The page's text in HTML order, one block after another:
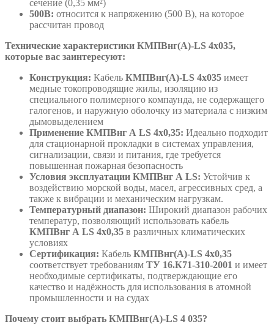
сечение (0,35 мм²)
500В: относится к напряжению (500 В), на которое
рассчитан провод
Технические характеристики КМПВнг(А)-LS 4х035,
которые вас заинтересуют:
Конструкция: Кабель КМПВнг(А)-LS 4х035 имеет
медные токопроводящие жилы, изоляцию из
специального полимерного компаунда, не содержащего
галогенов, и наружную оболочку из материала с низким
дымовыделением
Применение КМПВнг А LS 4х0,35: Идеально подходит
для стационарной прокладки в системах управления,
сигнализации, связи и питания, где требуется
повышенная пожарная безопасность
Условия эксплуатации КМПВнг А LS: Устойчив к
воздействию морской воды, масел, агрессивных сред, а
также к вибрации и механическим нагрузкам.
Температурный диапазон: Широкий диапазон рабочих
температур, позволяющий использовать кабель
КМПВнг А LS 4х0,35 в различных климатических
условиях
Сертификация: Кабель КМПВнг(А)-LS 4х0,35
соответствует требованиям ТУ 16.К71-310-2001 и имеет
необходимые сертификаты, подтверждающие его
качество и надёжность для использования в атомной
промышленности и на судах
Почему стоит выбрать КМПВнг(А)-LS 4 035?